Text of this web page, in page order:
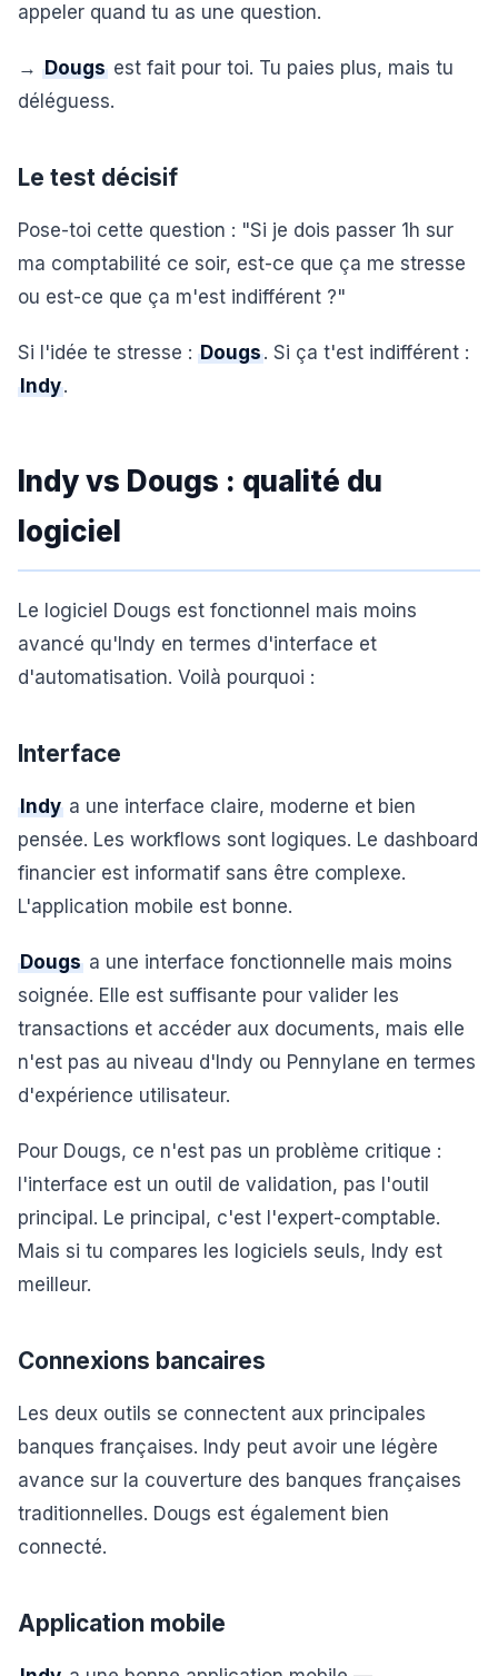
appeler quand tu as une question.
→ Dougs est fait pour toi. Tu paies plus, mais tu
déléguess.
Le test décisif
Pose-toi cette question : "Si je dois passer 1h sur
ma comptabilité ce soir, est-ce que ça me stresse
ou est-ce que ça m'est indifférent ?"
Si l'idée te stresse : Dougs. Si ça t'est indifférent :
Indy.
Indy vs Dougs : qualité du
logiciel
Le logiciel Dougs est fonctionnel mais moins
avancé qu'Indy en termes d'interface et
d'automatisation. Voilà pourquoi :
Interface
Indy a une interface claire, moderne et bien
pensée. Les workflows sont logiques. Le dashboard
financier est informatif sans être complexe.
L'application mobile est bonne.
Dougs a une interface fonctionnelle mais moins
soignée. Elle est suffisante pour valider les
transactions et accéder aux documents, mais elle
n'est pas au niveau d'Indy ou Pennylane en termes
d'expérience utilisateur.
Pour Dougs, ce n'est pas un problème critique :
l'interface est un outil de validation, pas l'outil
principal. Le principal, c'est l'expert-comptable.
Mais si tu compares les logiciels seuls, Indy est
meilleur.
Connexions bancaires
Les deux outils se connectent aux principales
banques françaises. Indy peut avoir une légère
avance sur la couverture des banques françaises
traditionnelles. Dougs est également bien
connecté.
Application mobile